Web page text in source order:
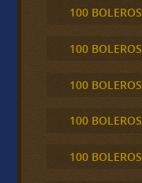
100
100
100
100
100